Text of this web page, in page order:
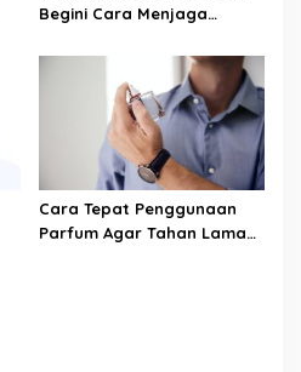
Begini Cara Menjaga
Cara Tepat Penggunaan
Parfum Agar Tahan Lama